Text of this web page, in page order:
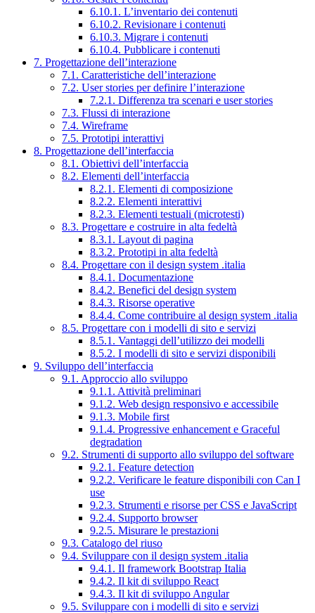
6.10.1. L’inventario dei contenuti
6.10.2. Revisionare i contenuti
6.10.3. Migrare i contenuti
6.10.4. Pubblicare i contenuti
7. Progettazione dell’interazione
7.1. Caratteristiche dell’interazione
7.2. User stories per definire l’interazione
7.2.1. Differenza tra scenari e user stories
7.3. Flussi di interazione
7.4. Wireframe
7.5. Prototipi interattivi
8. Progettazione dell’interfaccia
8.1. Obiettivi dell’interfaccia
8.2. Elementi dell’interfaccia
8.2.1. Elementi di composizione
8.2.2. Elementi interattivi
8.2.3. Elementi testuali (microtesti)
8.3. Progettare e costruire in alta fedeltà
8.3.1. Layout di pagina
8.3.2. Prototipi in alta fedeltà
8.4. Progettare con il design system .italia
8.4.1. Documentazione
8.4.2. Benefici del design system
8.4.3. Risorse operative
8.4.4. Come contribuire al design system .italia
8.5. Progettare con i modelli di sito e servizi
8.5.1. Vantaggi dell’utilizzo dei modelli
8.5.2. I modelli di sito e servizi disponibili
9. Sviluppo dell’interfaccia
9.1. Approccio allo sviluppo
9.1.1. Attività preliminari
9.1.2. Web design responsivo e accessibile
9.1.3. Mobile first
9.1.4. Progressive enhancement e Graceful
degradation
9.2. Strumenti di supporto allo sviluppo del software
9.2.1. Feature detection
9.2.2. Verificare le feature disponibili con Can I
use
9.2.3. Strumenti e risorse per CSS e JavaScript
9.2.4. Supporto browser
9.2.5. Misurare le prestazioni
9.3. Catalogo del riuso
9.4. Sviluppare con il design system .italia
9.4.1. Il framework Bootstrap Italia
9.4.2. Il kit di sviluppo React
9.4.3. Il kit di sviluppo Angular
9.5. Sviluppare con i modelli di sito e servizi